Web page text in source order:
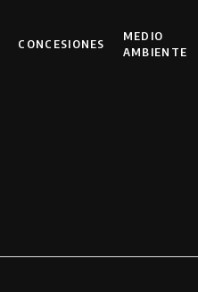
CONCESIONES
MEDIO
AMBIENTE